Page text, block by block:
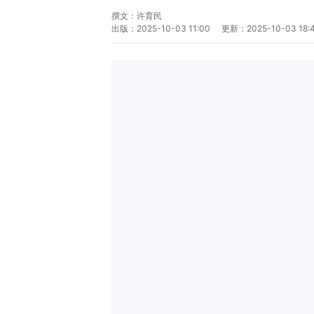
撰文： 许育民
出版： 2025-10-03 11:00 更新： 2025-10-03